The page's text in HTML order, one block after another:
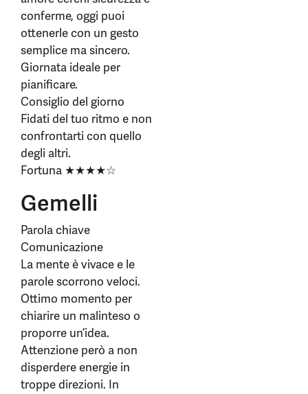
conferme, oggi puoi
ottenerle con un gesto
semplice ma sincero.
Giornata ideale per
pianificare.
Consiglio del giorno
Fidati del tuo ritmo e non
confrontarti con quello
degli altri.
Fortuna ★★★★☆
Gemelli
Parola chiave
Comunicazione
La mente è vivace e le
parole scorrono veloci.
Ottimo momento per
chiarire un malinteso o
proporre un’idea.
Attenzione però a non
disperdere energie in
troppe direzioni. In